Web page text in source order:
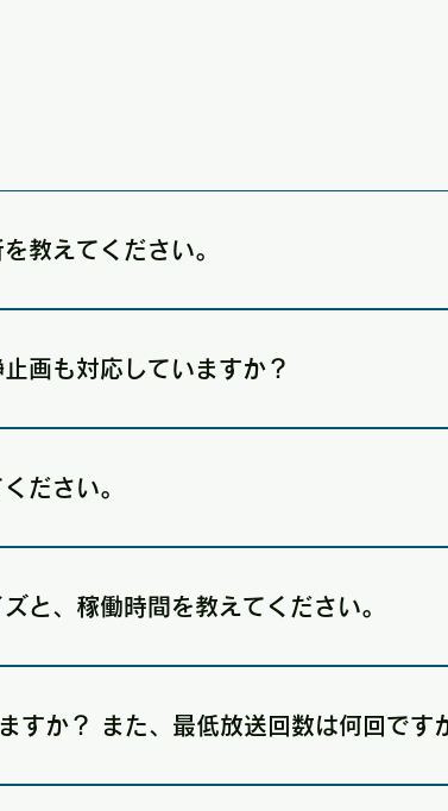
教えてください。
頭ビル2階「シータウン佐渡（お土産売り場）」を
す。画も対応していますか？
画・動画ともに9:16（縦型）でご用意ください。
ださい。
告または30秒広告からお選びいただけます。放送期
す。と、稼働時間を教えてください。
ンチ1画面（143×80cm）、サイネージ広告の稼働時
すか？ また、最低放送回数は何回です
再生されます。最低放送回数は約4,800回です。